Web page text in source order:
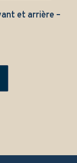
et arrière –